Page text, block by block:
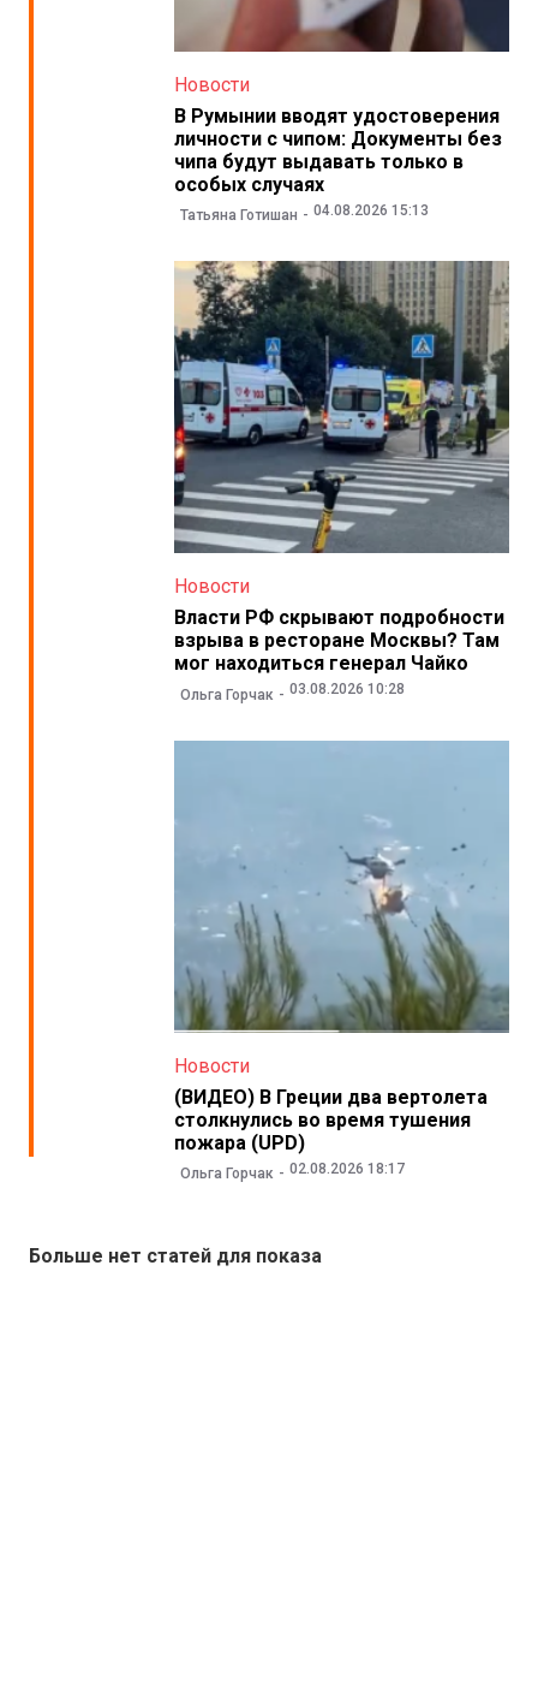
Новости
В Румынии вводят удостоверения
личности с чипом: Документы без
чипа будут выдавать только в
особых случаях
Татьяна Готишан 04.08.2026 15:13
Новости
Власти РФ скрывают подробности
взрыва в ресторане Москвы? Там
мог находиться генерал Чайко
Ольга Горчак 03.08.2026 10:28
Новости
(ВИДЕО) В Греции два вертолета
столкнулись во время тушения
пожара (UPD)
Ольга Горчак 02.08.2026 18:17
Больше нет статей для показа